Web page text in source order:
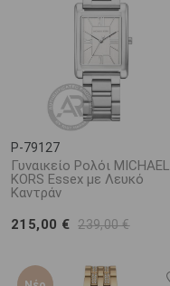
P-79127
Γυναικείο Ρολόι MICHAEL
KORS Essex με Λευκό
Καντράν
215,00 € 239,00 €